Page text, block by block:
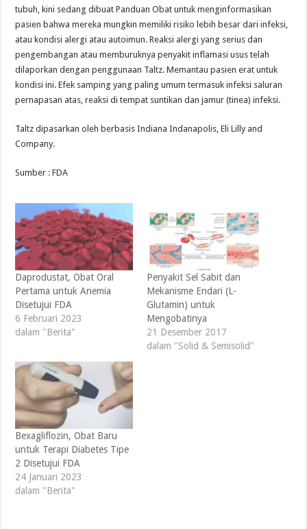
tubuh, kini sedang dibuat Panduan Obat untuk menginformasikan
pasien bahwa mereka mungkin memiliki risiko lebih besar dari infeksi,
atau kondisi alergi atau autoimun. Reaksi alergi yang serius dan
pengembangan atau memburuknya penyakit inflamasi usus telah
dilaporkan dengan penggunaan Taltz. Memantau pasien erat untuk
kondisi ini. Efek samping yang paling umum termasuk infeksi saluran
pernapasan atas, reaksi di tempat suntikan dan jamur (tinea) infeksi.
Taltz dipasarkan oleh berbasis Indiana Indanapolis, Eli Lilly and
Company.
Sumber : FDA
Daprodustat, Obat Oral
Pertama untuk Anemia
Disetujui FDA
6 Februari 2023
dalam "Berita"
Penyakit Sel Sabit dan
Mekanisme Endari (L-
Glutamin) untuk
Mengobatinya
21 Desember 2017
dalam "Solid & Semisolid"
Bexagliflozin, Obat Baru
untuk Terapi Diabetes Tipe
2 Disetujui FDA
24 Januari 2023
dalam "Berita"